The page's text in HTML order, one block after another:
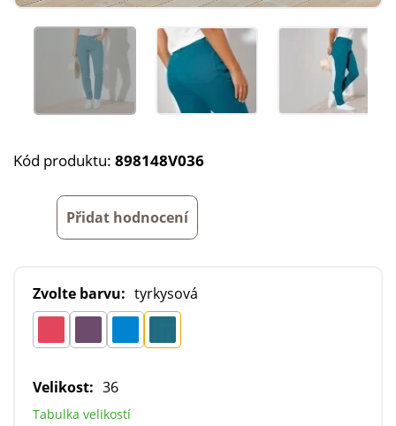
Kód produktu: 898148V036
Přidat hodnocení
Zvolte barvu: tyrkysová
Velikost: 36
Tabulka velikostí